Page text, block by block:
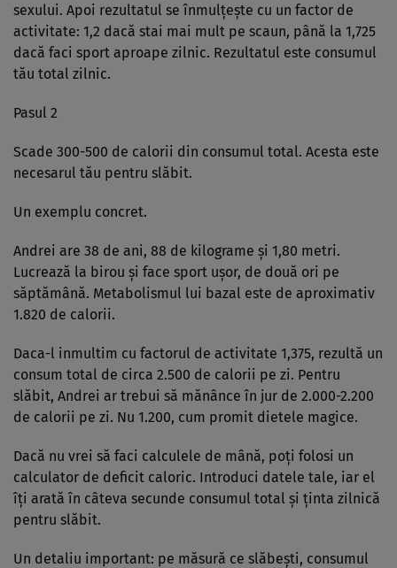
sexului. Apoi rezultatul se înmulțește cu un factor de
activitate: 1,2 dacă stai mai mult pe scaun, până la 1,725
dacă faci sport aproape zilnic. Rezultatul este consumul
tău total zilnic.
Pasul 2
Scade 300-500 de calorii din consumul total. Acesta este
necesarul tău pentru slăbit.
Un exemplu concret.
Andrei are 38 de ani, 88 de kilograme și 1,80 metri.
Lucrează la birou și face sport ușor, de două ori pe
săptămână. Metabolismul lui bazal este de aproximativ
1.820 de calorii.
Daca-l inmultim cu factorul de activitate 1,375, rezultă un
consum total de circa 2.500 de calorii pe zi. Pentru
slăbit, Andrei ar trebui să mănânce în jur de 2.000-2.200
de calorii pe zi. Nu 1.200, cum promit dietele magice.
Dacă nu vrei să faci calculele de mână, poți folosi un
calculator de deficit caloric. Introduci datele tale, iar el
îți arată în câteva secunde consumul total și ținta zilnică
pentru slăbit.
Un detaliu important: pe măsură ce slăbești, consumul